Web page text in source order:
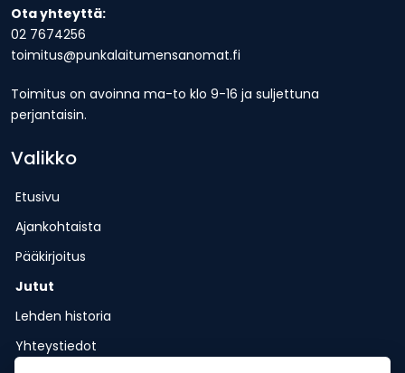
Ota yhteyttä:
02 7674256
toimitus@punkalaitumensanomat.fi
Toimitus on avoinna ma-to klo 9-16 ja suljettuna
perjantaisin.
Valikko
Etusivu
Ajankohtaista
Pääkirjoitus
Jutut
Lehden historia
Yhteystiedot